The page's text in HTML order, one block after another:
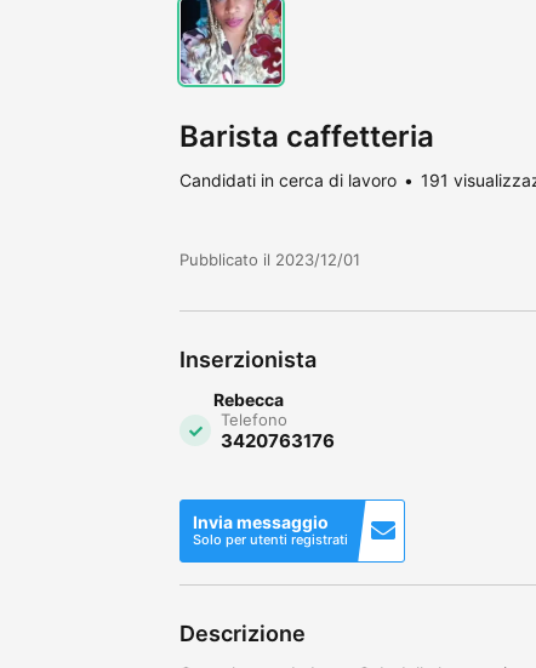
Barista caffetteria
Candidati in cerca di lavoro 191
Pubblicato il 2023/12/01
Inserzionista
Rebecca
Telefono
3420763176
Invia messaggio
Solo per utenti registrati
Descrizione